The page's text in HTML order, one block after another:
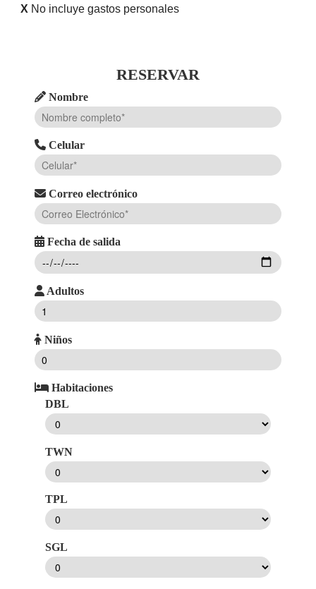
X No incluye gastos personales
RESERVAR
Nombre
Celular
Correo electrónico
Fecha de salida
Adultos
Niños
Habitaciones
DBL
TWN
TPL
SGL